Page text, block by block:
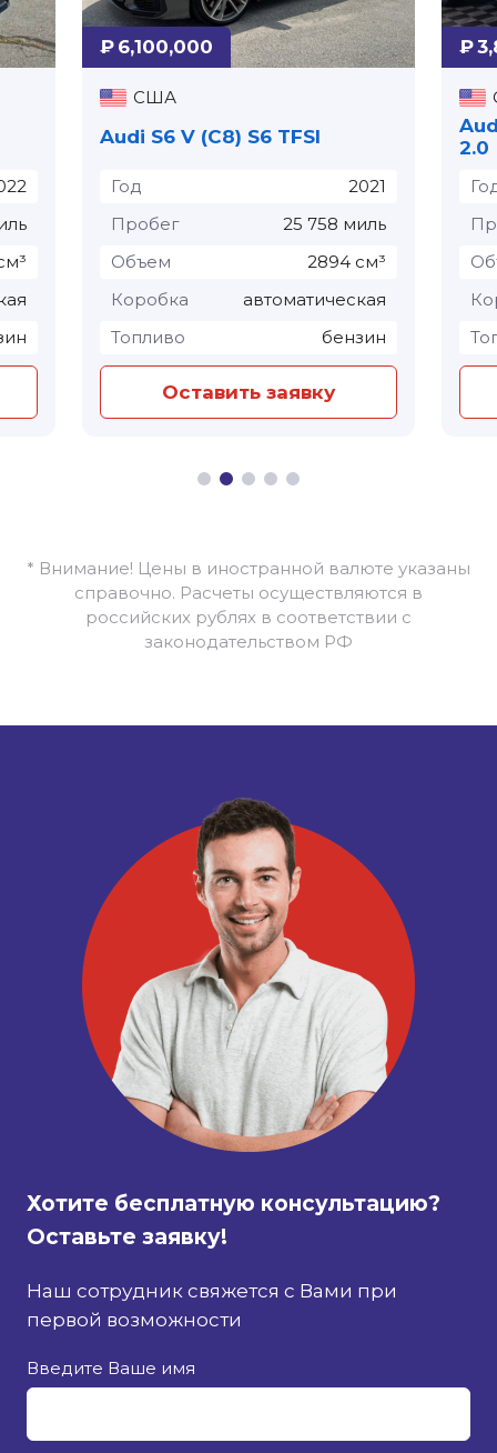
₽ 6,100,000
США
Audi S6 V (C8) S6 TFSI⁠
Год
2021
Пробег
25 758 миль
Объем
2894 см³
Коробка
автоматическая
Топливо
бензин
Оставить заявку
₽
2.0
* Внимание! Цены в иностранной валюте указаны
справочно. Расчеты осуществляются в
российских рублях в соответствии с
законодательством РФ
Хотите бесплатную консультацию?
Оставьте заявку!
Наш сотрудник свяжется с Вами при
первой возможности
Введите Ваше имя